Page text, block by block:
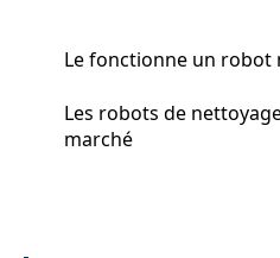
Le fonctionne un robot
Les robots de
marché